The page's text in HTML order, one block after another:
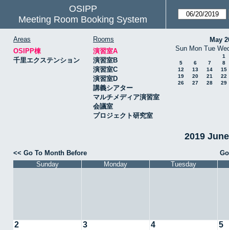
OSIPP
Meeting Room Booking System
Areas
OSIPP棟
千里エクステンション
Rooms
演習室A
演習室B
演習室C
演習室D
講義シアター
マルチメディア演習室
会議室
プロジェクト研究室
May
Sun Mon Tue
1
5
6 7
8
12
13 14
15
19
20 21
22
26
27 28 29
2019
<< Go To Month Before
Sunday
Monday Tuesday
2 3 4 5